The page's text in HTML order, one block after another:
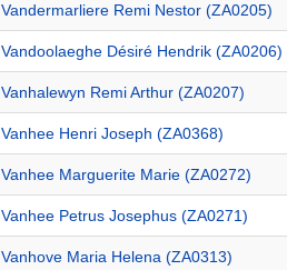
Vandermarliere Remi Nestor (ZA0205)
Vandoolaeghe Désiré Hendrik (ZA0206)
Vanhalewyn Remi Arthur (ZA0207)
Vanhee Henri Joseph (ZA0368)
Vanhee Marguerite Marie (ZA0272)
Vanhee Petrus Josephus (ZA0271)
Vanhove Maria Helena (ZA0313)